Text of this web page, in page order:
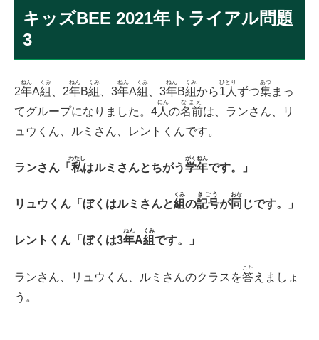
キッズBEE 2021年トライアル問題
3
2年
ねん
A組
くみ
、2年
ねん
B組
くみ
、3年
ねん
A組
くみ
、3年
ねん
B組
くみ
から1人
ひとり
ずつ集
あつ
まっ
てグループになりました。4 人
にん
の名前
なまえ
は、ランさん、リ
ュウくん、ルミさん、レントくんです。
ランさん「 私
わたし
はルミさんとちがう学年
がくねん
です。」
リュウくん「ぼくはルミさんと組
くみ
の記号
きごう
が同
おな
じです。」
レントくん「ぼくは3年
ねん
A組
くみ
です。」
ランさん、リュウくん、ルミさんのクラスを答
こた
えましょ
う。